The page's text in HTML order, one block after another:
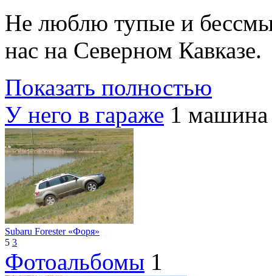
Не люблю тупые и
нас на Северном Кавказе.
Показать полностью
У него в гараже 1 машина
Subaru Forester «Форя»
5 3
Фотоальбомы 1